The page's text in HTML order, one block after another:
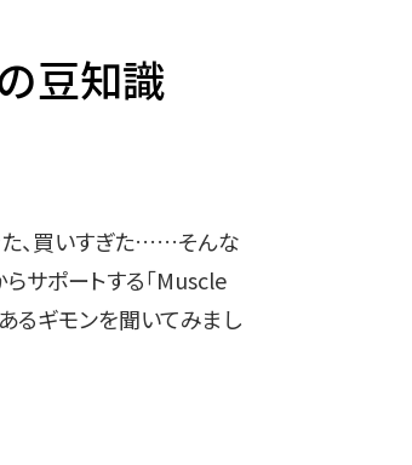
豆知識
た、買いすぎた……そんな
サポートする「Muscle
あるギモンを聞いてみまし